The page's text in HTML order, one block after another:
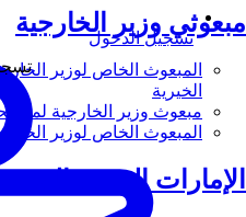
مبعوثي وزير الخارجية
المبعوث الخاص لوزير
الخيرية
مبعوث وزير الخارجية
المبعوث الخاص لوزير
الإمارات العربية المتحدة
تسجيل الدخول